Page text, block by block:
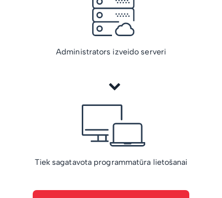
Administrators izveido serveri
Tiek sagatavota programmatūra lietošanai